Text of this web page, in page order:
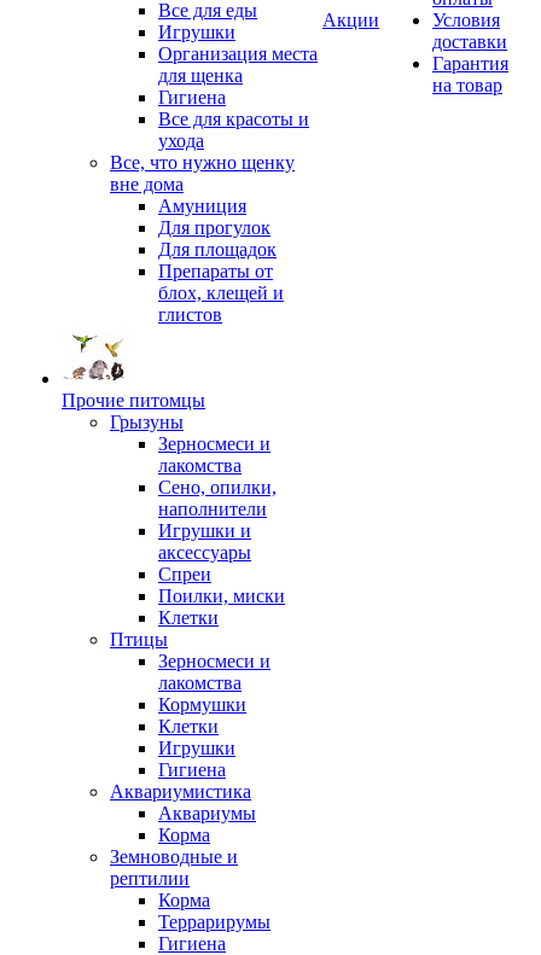
Все для еды
Игрушки
Организация места
для щенка
Гигиена
Все для красоты и
ухода
Все, что нужно щенку
вне дома
Амуниция
Для прогулок
Для площадок
Препараты от
блох, клещей и
глистов
Прочие питомцы
Грызуны
Зерносмеси и
лакомства
Сено, опилки,
наполнители
Игрушки и
аксессуары
Спреи
Поилки, миски
Клетки
Птицы
Зерносмеси и
лакомства
Кормушки
Клетки
Игрушки
Гигиена
Аквариумистика
Аквариумы
Корма
Земноводные и
рептилии
Корма
Террарирумы
Гигиена
Акции
Условия
доставки
Гарантия
на товар